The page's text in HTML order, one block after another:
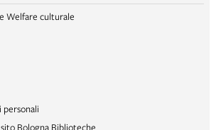
Welfare culturale
Bologna Biblioteche